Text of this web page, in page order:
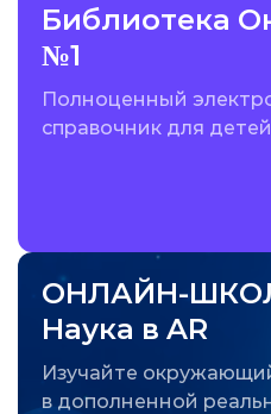
Библиотека
№1
Полноценный
справочник для детей
ОНЛАЙН-
Наука в AR
Изучайте
в дополненной